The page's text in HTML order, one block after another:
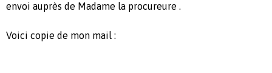
envoi auprès de Madame la procureure .
Voici copie de mon mail :